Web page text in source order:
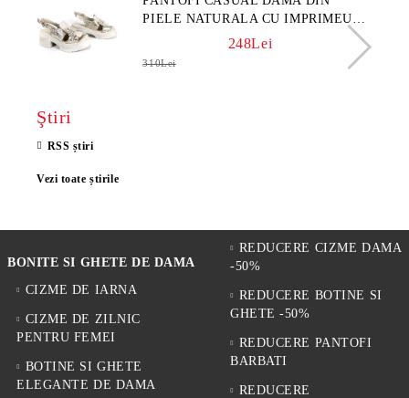
PIELE NATURALA CU IMPRIMEU
FLORAL - MODEL LUNA
248Lei
310Lei
Ştiri
RSS știri
Vezi toate știrile
BONITE SI GHETE DE DAMA
CIZME DE IARNA
CIZME DE ZILNIC
PENTRU FEMEI
BOTINE SI GHETE
ELEGANTE DE DAMA
REDUCERE CIZME DAMA
-50%
REDUCERE BOTINE SI
GHETE -50%
REDUCERE PANTOFI
BARBATI
REDUCERE